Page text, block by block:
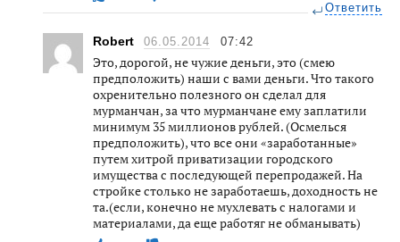
Ответить
Robert 06.05.2014 07:42
Это, дорогой, не чужие деньги, это (смею
предположить) наши с вами деньги. Что такого
охренительно полезного он сделал для
мурманчан, за что мурманчане ему заплатили
минимум 35 миллионов рублей. (Осмелься
предположить), что все они «заработанные»
путем хитрой приватизации городского
имущества с последующей перепродажей. На
стройке столько не заработаешь, доходность не
та.(если, конечно не мухлевать с налогами и
материалами, да еще работяг не обманывать)